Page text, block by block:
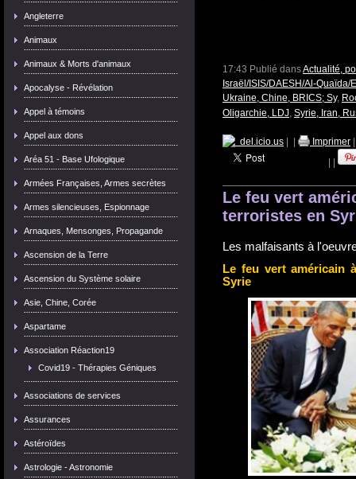
Angleterre
Animaux
Animaux & Morts d'animaux
Apocalyse - Révélation
Appel à témoins
Appel aux dons
Aréa 51 - Base Ufologique
Armées Françaises, Armes secrètes
Armes silencieuses, Espionnage
Arnaques, Mensonges, Propagande
Ascension de la Terre
Ascension du Système solaire
Asie, Chine, Corée
Aspartame
Association Réaction19
Covid19 - Thérapies Géniques
Associations de services
Assurances
Astéroïdes
Astrologie - Astronomie
17:43 Publié dansActualité,
Israël/ISIS/DAESH/Al-Quaïda/
Ukraine, Chine, BRICS; Sy,
Oligarchie, LDJ, Syrie, Iran,
del.icio.us Imprimer
Le feu vert
terroristes en
Les malfaisants à
Le feu vert américain
Syrie